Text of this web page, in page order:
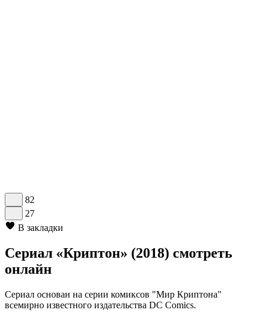
82
27
В закладки
Сериал «Криптон» (2018) смотреть
онлайн
Сериал основан на серии комиксов "Мир Криптона"
всемирно известного издательства DC Comics.